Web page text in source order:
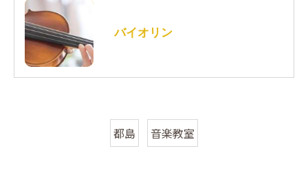
バイオリン
都島 音楽教室